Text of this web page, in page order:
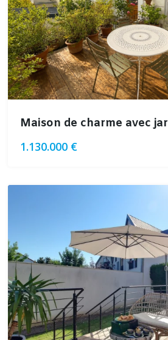
Maison de charme avec
1.130.000 €